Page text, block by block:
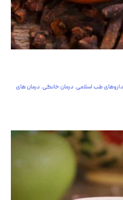
داروهای طب اسلامی, درمان خانگی, درمان های